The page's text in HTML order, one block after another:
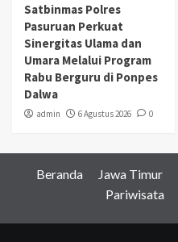
Satbinmas Polres
Pasuruan Perkuat
Sinergitas Ulama dan
Umara Melalui Program
Rabu Berguru di Ponpes
Dalwa
admin 6 Agustus 2026 0
Beranda Jawa Timur
Pariwisata